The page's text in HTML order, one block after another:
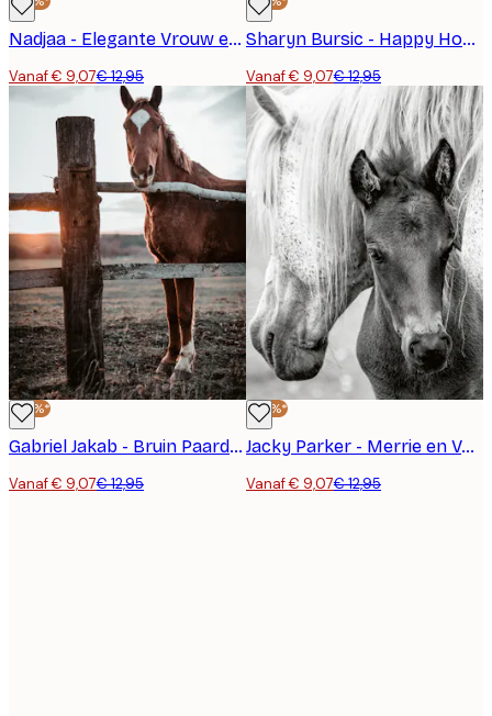
Nadjaa - Elegante Vrouw en Paard Poster
Vanaf € 9,07€ 12,95
Sharyn Bursic - Happy Hour Horses Poster
Vanaf € 9,07€ 12,95
-30%*
Gabriel Jakab - Bruin Paard bij Zonsondergang Poster
Vanaf € 9,07€ 12,95
-30%*
Jacky Parker - Merrie en Veulen Poster
Vanaf € 9,07€ 12,95